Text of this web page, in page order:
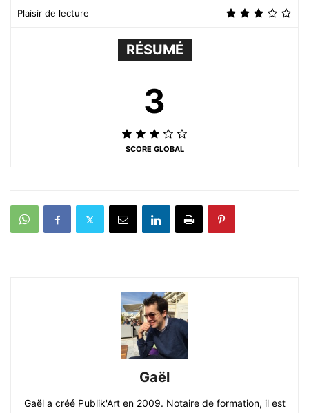
Plaisir de lecture
RÉSUMÉ
3
SCORE GLOBAL
Gaël
Gaël a créé Publik'Art en 2009. Notaire de formation, il est